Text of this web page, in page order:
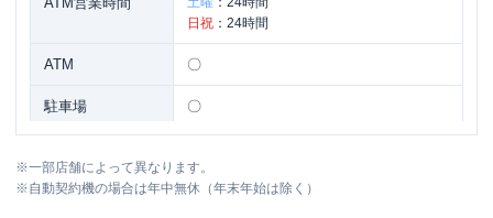
日祝 ： 24時間
ATM 〇
駐車場 〇
※一部店舗によって異なります。
※自動契約機の場合は年中無休（年末年始は除く）